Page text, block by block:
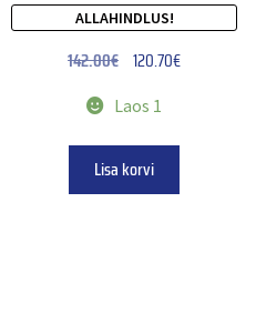
ALLAHINDLUS!
142.00€ 120.70€
Laos 1
Lisa korvi